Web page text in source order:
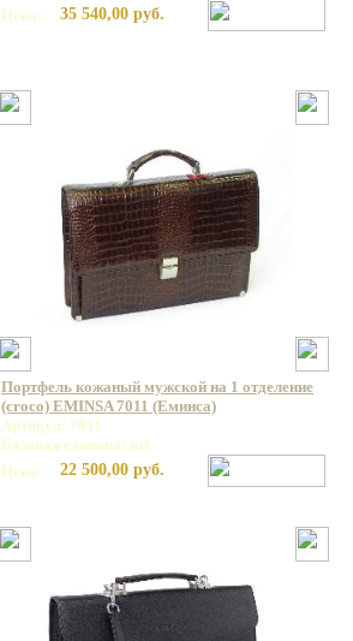
Цена:
35 540,00 руб.
Портфель кожаный мужской на 1 отделение
(croco) EMINSA 7011 (Еминса)
Артикул: 7011
Базовая единица: шт
Цена:
22 500,00 руб.